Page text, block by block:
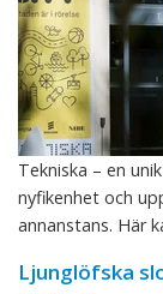
Tekniska – en
nyfikenhet och
annanstans. Här
Ljunglöfska